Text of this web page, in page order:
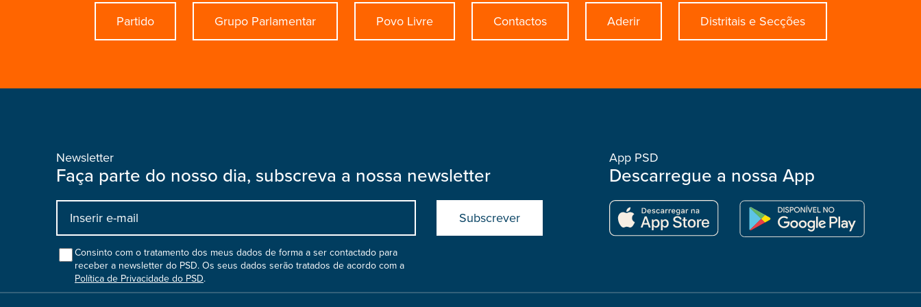
Partido Grupo Parlamentar Povo Livre Contactos Aderir Distritais e Secções
Newsletter
Faça parte do nosso dia, subscreva a nossa newsletter
Input
bootstrap
colConsinto com o tratamento dos meus dados de forma a ser contactado para
receber a newsletter do PSD. Os seus dados serão tratados de acordo com a
Política de Privacidade do PSD.
Submit
boostrap
App PSD
Descarregue a nossa App